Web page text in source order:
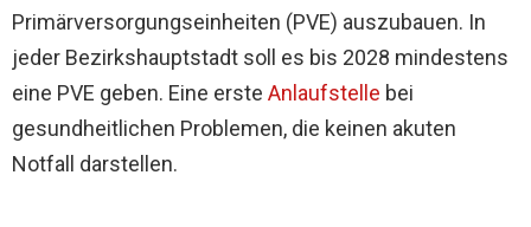
Primärversorgungseinheiten (PVE) auszubauen. In
jeder Bezirkshauptstadt soll es bis 2028 mindestens
eine PVE geben. Eine erste Anlaufstelle bei
gesundheitlichen Problemen, die keinen akuten
Notfall darstellen.